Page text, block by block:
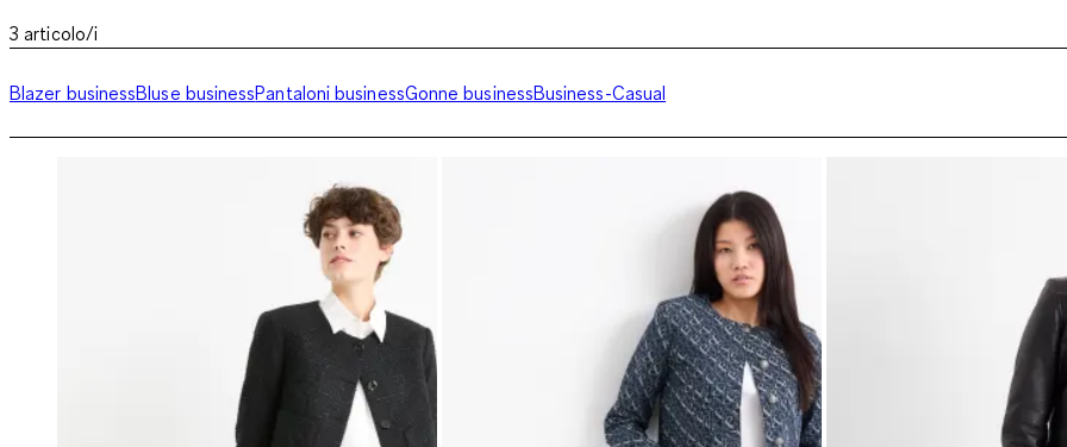
3 articolo/i
Blazer businessBluse businessPantaloni businessGonne businessBusiness-Casual